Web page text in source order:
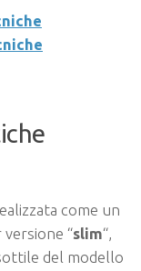
come un
versione “slim“,
del modello